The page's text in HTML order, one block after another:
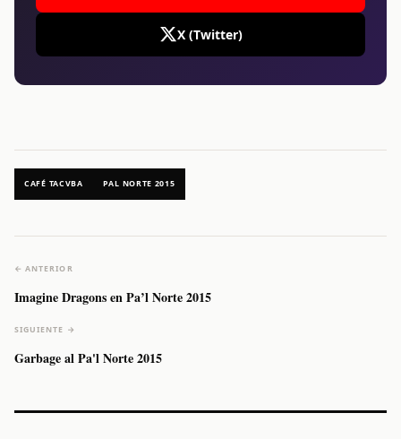
X (Twitter)
CAFÉ TACVBA PAL NORTE 2015
← ANTERIOR
Imagine Dragons en Pa’l Norte 2015
SIGUIENTE →
Garbage al Pa'l Norte 2015